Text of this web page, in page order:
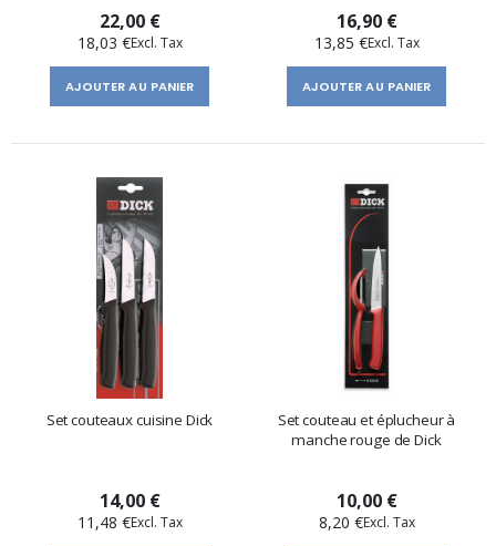
22,00 €
18,03 €
AJOUTER AU PANIER
16,90 €
13,85 €
AJOUTER AU PANIER
Set couteaux cuisine Dick
14,00 €
11,48 €
Set couteau et éplucheur à
manche rouge de Dick
10,00 €
8,20 €